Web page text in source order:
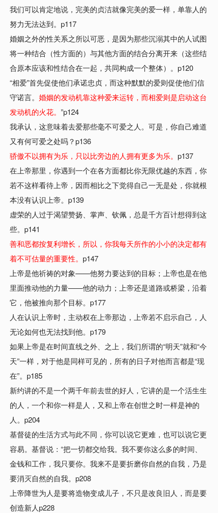
我们可以肯定地说，完美的贞洁就像完美的爱一样，单靠人的
努力无法达到。p117
婚姻之外的性关系之所以可恶，是因为那些沉溺其中的人试图
将一种结合（性方面的）与其他方面的结合分离开来（这些结
合原本应该和性结合在一起，共同构成一个整体）。p120
“相爱”首先促使他们承诺忠贞，而这种默默的爱则促使他们信
守诺言。 婚姻的发动机靠这种爱来运转，而相爱则是启动这台
发动机的火花。 ”p124
我承认，这意味着去爱那些毫不可爱之人。可是，你自己难道
又有何可爱之处吗？p136
骄傲不以拥有为乐，只以比旁边的人拥有更多为乐。 p137
在上帝那里，你遇到一个在各方面都比你无限优越的东西，你
若不这样看待上帝，因而相比之下觉得自己一无是处，你就根
本没有认识上帝。p139
虚荣的人过于渴望赞扬、掌声、钦佩，总是千方百计想得到这
些。p141
善和恶都按复利增长，所以，你我每天所作的小小的决定都有
着不可估量的重要性。 p147
上帝是他祈祷的对象——他努力要达到的目标；上帝也是在他
里面推动他的力量——他的动力；上帝还是道路或桥梁，沿着
它，他被推向那个目标。p177
人在认识上帝时，主动权在上帝那边，上帝若不启示自己，人
无论如何也无法找到他。p179
如果上帝是在时间直线之外、之上，我们所谓的“明天”就和“今
天”一样，对于他是同样可见的，所有的日子对他而言都是“现
在”。p185
新约讲的不是一个两千年前去世的好人，它讲的是一个活生生
的人，一个和你一样是人，又和上帝在创世之时一样是神的
人。p204
基督徒的生活方式与此不同，你可以说它更难，也可以说它更
容易。基督说：“把一切都交给我。我不要你这么多的时间、
金钱和工作，我只要你。我来不是要折磨你自然的自我，乃是
要消灭自然的自我。p208
上帝降世为人是要将造物变成儿子，不只是改良旧人，而是要
创造新人p228